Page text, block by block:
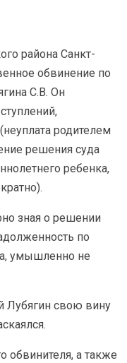
района Санкт-
обвинение по
С.В. Он
родителем
решения суда
ребенка,
зная о решении
по
умышленно не
Лубягин свою вину
обвинителя, а также